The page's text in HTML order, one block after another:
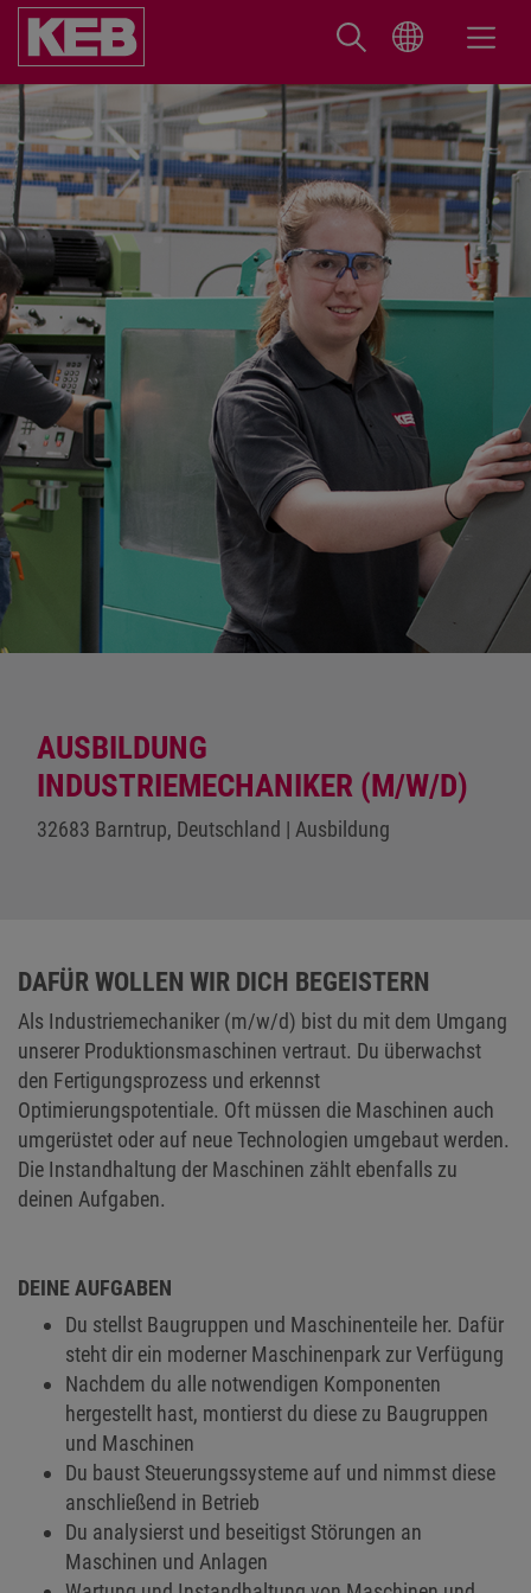
AUSBILDUNG
INDUSTRIEMECHANIKER (M/W/D)
32683 Barntrup, Deutschland | Ausbildung
DAFÜR WOLLEN WIR DICH BEGEISTERN
Als Industriemechaniker (m/w/d) bist du mit dem Umgang
unserer Produktionsmaschinen vertraut. Du überwachst
den Fertigungsprozess und erkennst
Optimierungspotentiale. Oft müssen die Maschinen auch
umgerüstet oder auf neue Technologien umgebaut werden.
Die Instandhaltung der Maschinen zählt ebenfalls zu
deinen Aufgaben.
DEINE AUFGABEN
Du stellst Baugruppen und Maschinenteile her. Dafür
steht dir ein moderner Maschinenpark zur Verfügung
Nachdem du alle notwendigen Komponenten
hergestellt hast, montierst du diese zu Baugruppen
und Maschinen
Du baust Steuerungssysteme auf und nimmst diese
anschließend in Betrieb
Du analysierst und beseitigst Störungen an
Maschinen und Anlagen